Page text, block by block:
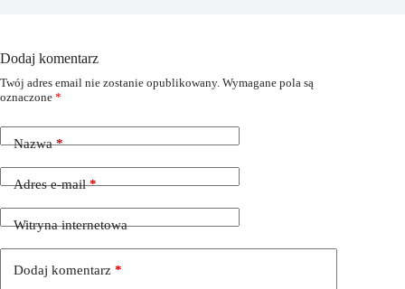
Dodaj komentarz
Twój adres email nie zostanie opublikowany. Wymagane pola są
oznaczone *
Nazwa*
Adres e-mail*
Witryna internetowa
Dodaj komentarz *